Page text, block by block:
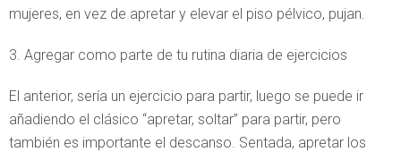
mujeres, en vez de apretar y elevar el piso pélvico, pujan.
3. Agregar como parte de tu rutina diaria de ejercicios
El anterior, sería un ejercicio para partir, luego se puede ir
añadiendo el clásico “apretar, soltar” para partir, pero
también es importante el descanso. Sentada, apretar los